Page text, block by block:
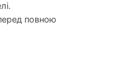
повною